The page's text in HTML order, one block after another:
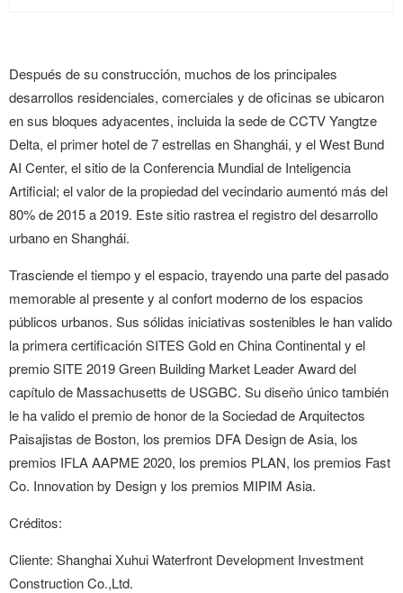
Después de su construcción, muchos de los principales
desarrollos residenciales, comerciales y de oficinas se ubicaron
en sus bloques adyacentes, incluida la sede de CCTV Yangtze
Delta, el primer hotel de 7 estrellas en Shanghái, y el West Bund
AI Center, el sitio de la Conferencia Mundial de Inteligencia
Artificial; el valor de la propiedad del vecindario aumentó más del
80% de 2015 a 2019. Este sitio rastrea el registro del desarrollo
urbano en Shanghái.
Trasciende el tiempo y el espacio, trayendo una parte del pasado
memorable al presente y al confort moderno de los espacios
públicos urbanos. Sus sólidas iniciativas sostenibles le han valido
la primera certificación SITES Gold en China Continental y el
premio SITE 2019 Green Building Market Leader Award del
capítulo de Massachusetts de USGBC. Su diseño único también
le ha valido el premio de honor de la Sociedad de Arquitectos
Paisajistas de Boston, los premios DFA Design de Asia, los
premios IFLA AAPME 2020, los premios PLAN, los premios Fast
Co. Innovation by Design y los premios MIPIM Asia.
Créditos:
Cliente: Shanghai Xuhui Waterfront Development Investment
Construction Co.,Ltd.